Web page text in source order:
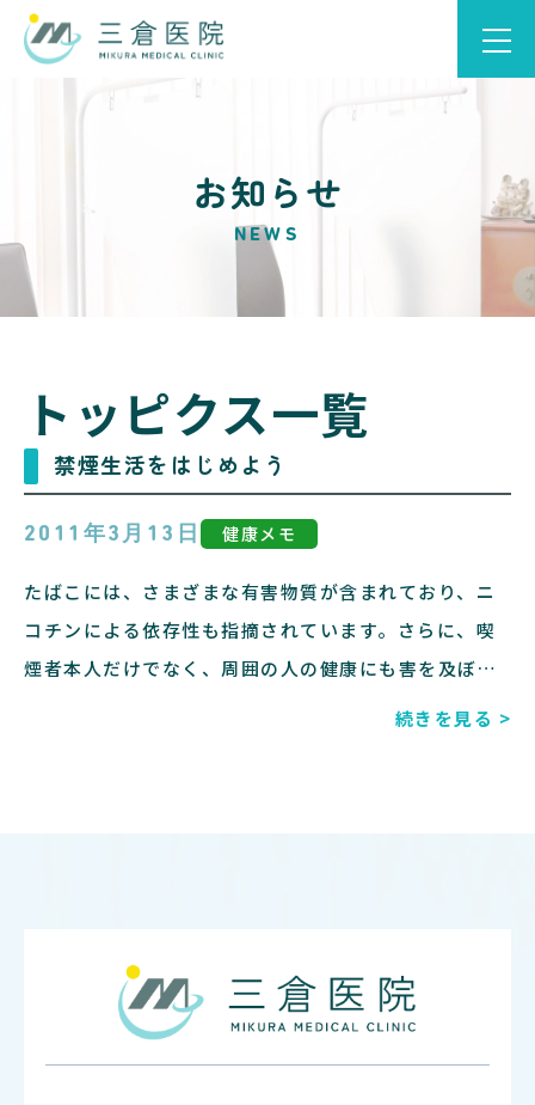
お知らせ
NEWS
トッピクス一覧
禁煙生活をはじめよう
2011年3月13日 健康メモ
たばこには、さまざまな有害物質が含まれており、ニ
コチンによる依存性も指摘されています。さらに、喫
煙者本人だけでなく、周囲の人の健康にも害を及ぼす
ことが明らかになっています。最近では、禁煙外来の
続きを見る >